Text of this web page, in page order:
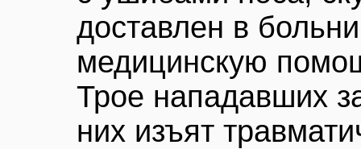
доставлен в
медицинскую
Трое нападавших
них изъят